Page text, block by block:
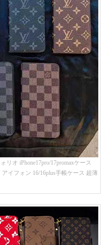
リオ iPhone17pro/17promaxケース
イフォン 16/16plus手帳ケース 超薄
ランドiphone15/14/13手帳型スマ